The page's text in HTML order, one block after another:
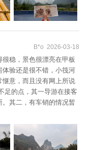
B*o 2026-03-18
稳，景色很漂亮在甲板
验还是很不错，小筏河
意，而且没有网上所说
足的点，其一导游在接客
其二，有车销的情况暂
自行选择餐厅前往用
，车里还不让坐人，如果
为提前知道这种情况，
¥20背景打卡，但实际景